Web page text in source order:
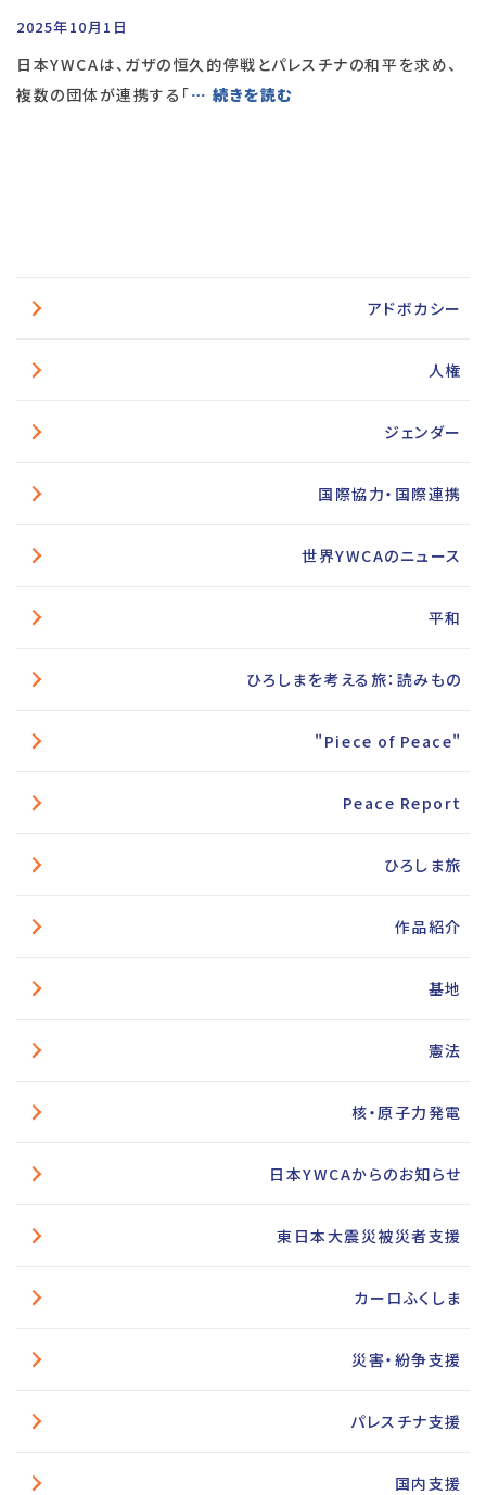
2025年10月1日
日本YWCAは、ガザの恒久的停戦とパレスチナの和平を求め、
複数の団体が連携する「… 続きを読む
アドボカシー
人権
ジェンダー
国際協力・国際連携
世界YWCAのニュース
平和
ひろしまを考える旅：読みもの
"Piece of Peace"
Peace Report
ひろしま旅
作品紹介
基地
憲法
核・原子力発電
日本YWCAからのお知らせ
東日本大震災被災者支援
カーロふくしま
災害・紛争支援
パレスチナ支援
国内支援